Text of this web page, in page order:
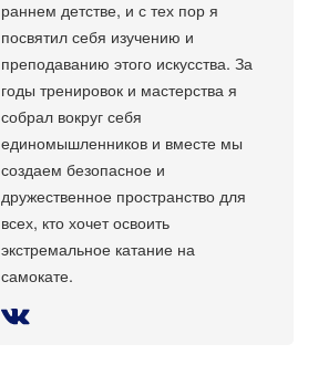
раннем детстве, и с тех пор я
посвятил себя изучению и
преподаванию этого искусства. За
годы тренировок и мастерства я
собрал вокруг себя
единомышленников и вместе мы
создаем безопасное и
дружественное пространство для
всех, кто хочет освоить
экстремальное катание на
самокате.